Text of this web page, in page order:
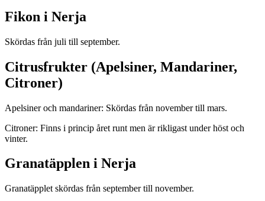
Fikon i Nerja
Skördas från juli till september.
Citrusfrukter (Apelsiner, Mandariner,
Citroner)
Apelsiner och mandariner: Skördas från november till mars.
Citroner: Finns i princip året runt men är rikligast under höst och
vinter.
Granatäpplen i Nerja
Granatäpplet skördas från september till november.